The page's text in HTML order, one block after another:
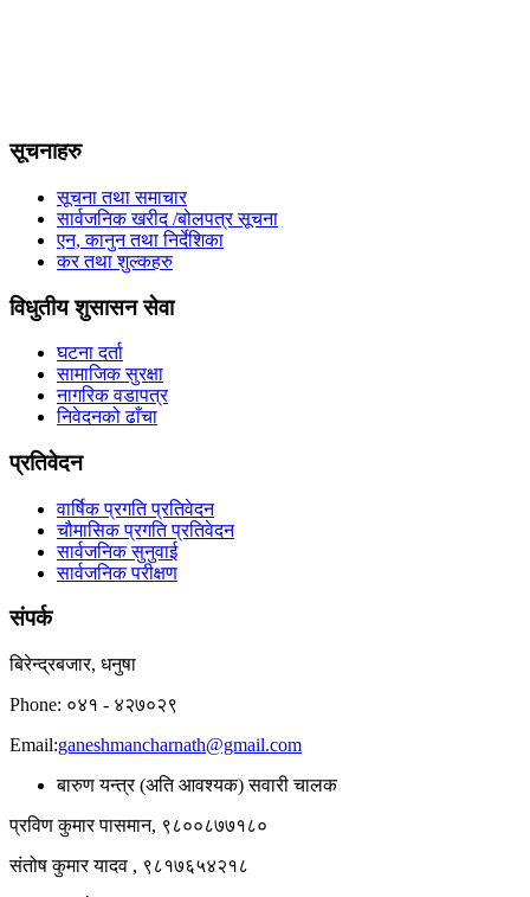
सूचनाहरु
सूचना तथा समाचार
सार्वजनिक खरीद /बोलपत्र सूचना
एन, कानुन तथा निर्देशिका
कर तथा शुल्कहरु
विधुतीय शुसासन सेवा
घटना दर्ता
सामाजिक सुरक्षा
नागरिक वडापत्र
निवेदनको ढाँचा
प्रतिवेदन
वार्षिक प्रगति प्रतिवेदन
चौमासिक प्रगति प्रतिवेदन
सार्वजनिक सुनुवाई
सार्वजनिक परीक्षण
संपर्क
बिरेन्द्रबजार, धनुषा
Phone: ०४१ - ४२७०२९
Email:ganeshmancharnath@gmail.com
बारुण यन्त्र (अति आवश्यक) सवारी चालक
प्रविण कुमार पासमान, ९८००८७७१८०
संतोष कुमार यादव , ९८१७६५४२१८